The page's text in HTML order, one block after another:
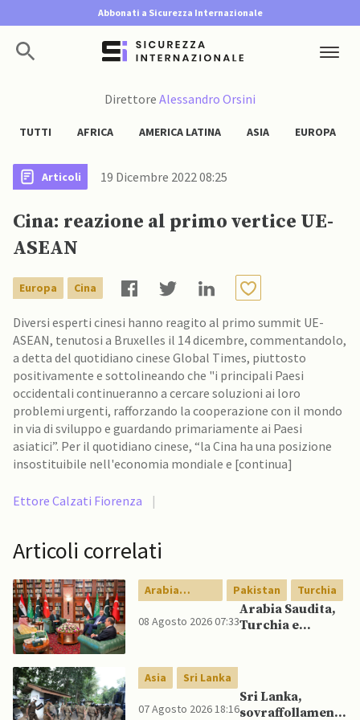
Abbonati a Sicurezza Internazionale
Direttore Alessandro Orsini
TUTTI AFRICA AMERICA LATINA ASIA EUROPA
Articoli 19 Dicembre 2022 08:25
Cina: reazione al primo vertice UE-
ASEAN
Europa Cina
Diversi esperti cinesi hanno reagito al primo summit UE-
ASEAN, tenutosi a Bruxelles il 14 dicembre, commentandolo,
a detta del quotidiano cinese Global Times, piuttosto
positivamente e sottolineando che "i principali Paesi
occidentali continueranno a cercare soluzioni ai loro
problemi urgenti, rafforzando la cooperazione con il mondo
in via di sviluppo e guardando primariamente ai Paesi
asiatici”. Per il quotidiano cinese, “la Cina ha una posizione
insostituibile nell'economia mondiale e [continua]
Ettore Calzati Fiorenza |
Articoli correlati
Arabia
Saudita
Pakistan Turchia
08 Agosto 2026 07:33
Arabia Saudita,
Turchia e
Asia Sri Lanka
07 Agosto 2026 18:16
Sri Lanka,
sovraffollamento